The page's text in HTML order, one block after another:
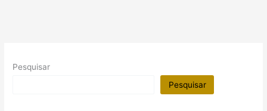
Pesquisar
Pesquisar